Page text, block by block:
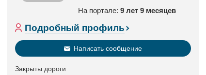
На портале: 9 лет 9 месяцев
Подробный профиль
Написать сообщение
Закрыты дороги